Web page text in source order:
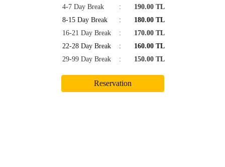
4-7 Day Break
:
190.00 TL
8-15 Day Break
:
180.00 TL
16-21 Day Break
:
170.00 TL
22-28 Day Break
:
160.00 TL
29-99 Day Break
: 150.00 TL